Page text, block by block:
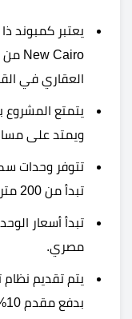
العقاري في
يتمتع المشروع
ويمتد على مساحة
تتوفر وحدات
تبدأ من 200 متر مربع.
مصري.
يتم تقديم
بدفع مقدم 10% وتقسيط الباقي على مدى 9 سنوات.